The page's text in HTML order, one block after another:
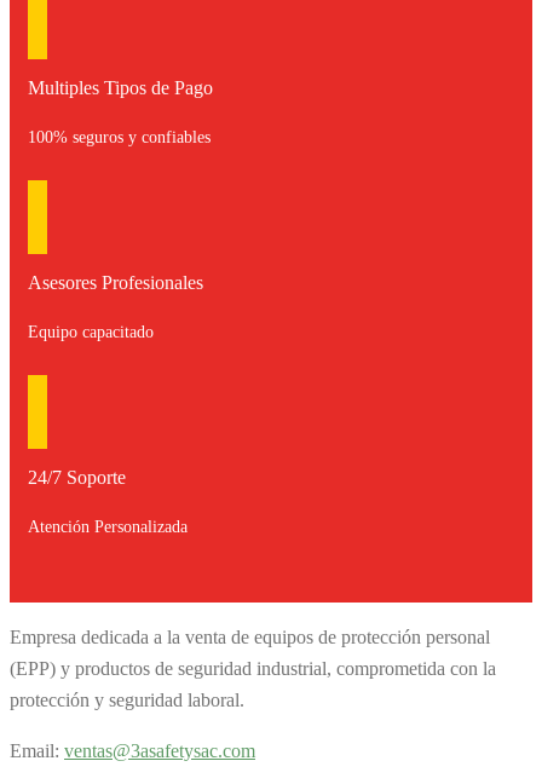
Multiples Tipos de Pago
100% seguros y confiables
Asesores Profesionales
Equipo capacitado
24/7 Soporte
Atención Personalizada
Empresa dedicada a la venta de equipos de protección personal
(EPP) y productos de seguridad industrial, comprometida con la
protección y seguridad laboral.
Email: ventas@3asafetysac.com